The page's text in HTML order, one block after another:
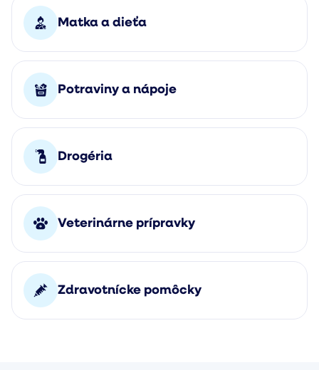
Matka a dieťa
Potraviny a nápoje
Drogéria
Veterinárne prípravky
Zdravotnícke pomôcky